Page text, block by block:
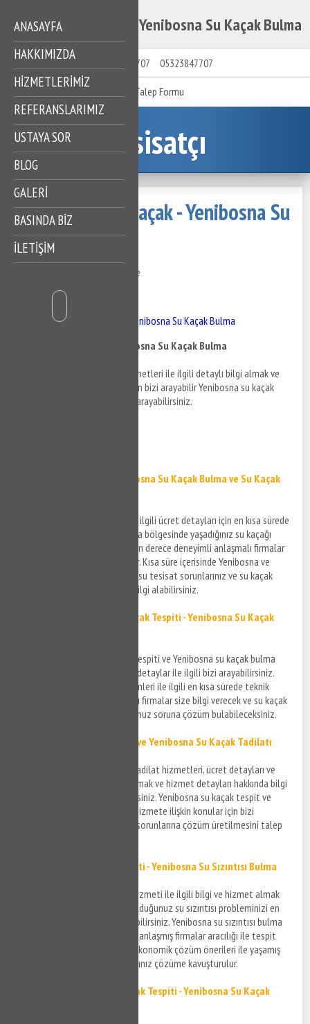
Yenibosna Su Kaçak - Yenibosna Su Kaçak Bulma
ANASAYFA
HAKKIMIZDA
HIZMETLERIMIZ
REFERANSLARIMIZ
USTAYA SOR
BLOG
GALERİ
BASINDA BİZ
İLETİŞİM
05323847707 05323847707
Talep Formu
Tesisatçı
Yenibosna Su Kaçak - Yenibosna Su
Kaçak Bulma
450 Görüntüleme
İçindekiler
Yenibosna Su Kaçak - Yenibosna Su Kaçak Bulma
Yenibosna Su Kaçak - Yenibosna Su Kaçak Bulma
Yenibosna su kaçak bulma hizmetleri ile ilgili detaylı bilgi almak ve
destek taleplerinizi iletmek için bizi arayabilir Yenibosna su kaçak
tespiti detayları hakkında bizi arayabilirsiniz.
Yenibosna Su Kaçak - Yenibosna Su Kaçak Bulma ve Su Kaçak
Yenibosna su kaçak hizmeti ile ilgili ücret detayları için en kısa sürede
size bilgi verilecek ve Yenibosna bölgesinde yaşadığınız su kaçağı
sorunlarınıza teknik konuda son derece deneyimli anlaşmalı firmalar
aracılığı ile çözüm üretilecektir. Kısa süre içerisinde Yenibosna ve
çevresinde yaşamış olduğunuz su tesisat sorunlarınız ve su kaçak
sorunlarınız için bizi arayarak bilgi alabilirsiniz.
Yenibosna Kırmadan Su Kaçak Tespiti - Yenibosna Su Kaçak
Yenibosna kırmadan su kaçak tespiti ve Yenibosna su kaçak bulma
hizmeti ile ilgili bilgi almak ve detaylar ile ilgili bizi arayabilirsiniz.
Yenibosna su kaçak tespit işlemleri ile ilgili en kısa sürede teknik
konuda donanımlı ve anlaşmalı firmalar size bilgi verecek ve su kaçak
tespiti ile ilgili yaşamış olduğunuz soruna çözüm bulabileceksiniz.
Yenibosna Su Kaçak Tamiri veYenibosna Su Kaçak Tadilatı
Yenibosna su kaçak tamiri ve tadilat hizmetleri, ücret detayları ve
sürecin gelişimi ile ilgili bilgi almak ve hizmet detayları hakkında bilgi
sahibi olmak için bizi arayabilirsiniz. Yenibosna su kaçak tespit ve
tamir hizmetinin detayları ve hizmete ilişkin konular için bizi
arayabilir yaşadığınız su kaçak sorunlarına çözüm üretilmesini talep
Yenibosna Su Sızıntısı Tespiti - Yenibosna Su Sızıntısı Bulma
Yenibosna su sızıntısı tespiti hizmeti ile ilgili bilgi ve hizmet almak
için bizi arayabilir ve yaşamış olduğunuz su sızıntısı probleminizi en
kısa sürede çözüme kavuşturabilirsiniz. Yenibosna su sızıntısı bulma
konusunda kendi alanında uzmanlaşmış firmalar aracılığı ile tespit
işlemleriniz gerçekleştirilir ve ekonomik çözüm önerileri ile yaşamış
olduğunuz su sızıntısı sorunlarınız çözüme kavuşturulur.
Yenibosna Noktasal Su Kaçak Tespiti - Yenibosna Su Kaçak